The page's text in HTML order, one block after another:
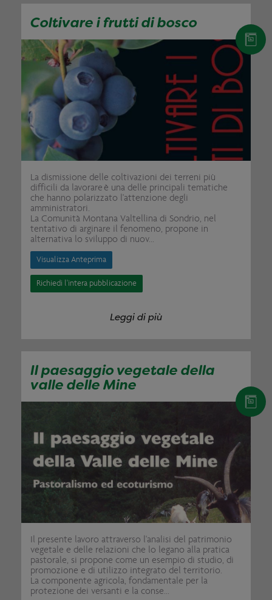
Coltivare i frutti di bosco
La dismissione delle coltivazioni dei terreni più
difficili da lavorare è una delle principali tematiche
che hanno polarizzato l'attenzione degli
amministratori.
La Comunità Montana Valtellina di Sondrio, nel
tentativo di arginare il fenomeno, propone in
alternativa lo sviluppo di nuov...
Visualizza Anteprima
Richiedi l'intera pubblicazione
Leggi di più
Il paesaggio vegetale della
valle delle Mine
Il presente lavoro attraverso l'analisi del patrimonio
vegetale e delle relazioni che lo legano alla pratica
pastorale, si propone come un esempio di studio, di
promozione e di utilizzo integrato del territorio.
La componente agricola, fondamentale per la
protezione dei versanti e la conse...